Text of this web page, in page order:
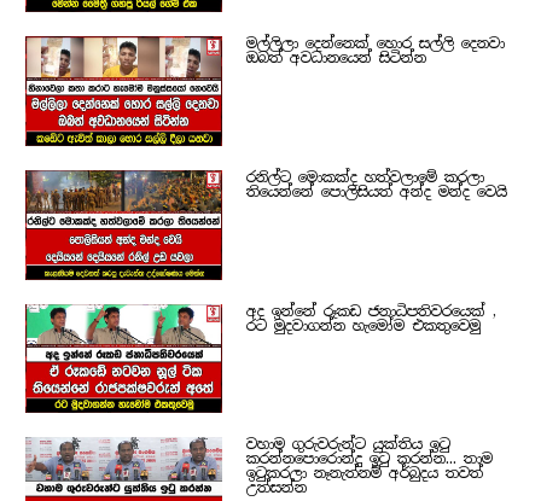
මල්ලිලා දෙන්නෙක් හොර සල්ලි දෙනවා
ඔබත් අවධානයෙන් සිටින්න
රනිල්ට මොකක්ද හත්වලාමේ කරලා
තියෙන්නේ පොලිසියත් අන්ද මන්ද වෙයි
අද ඉන්නේ රූකඩ ජනාධිපතිවරයෙක් ,
රට මුදවාගන්න හැමෝම එකතුවෙමු
වහාම ගුරුවරුන්ට යුක්තිය ඉටු
කරන්නපොරොන්දු ඉටු කරන්න... තාම
ඉටුකරලා නෑනැත්නම් අර්බුදය තවත්
උත්සන්න